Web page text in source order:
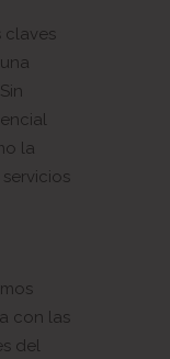
claves
la
con las
del